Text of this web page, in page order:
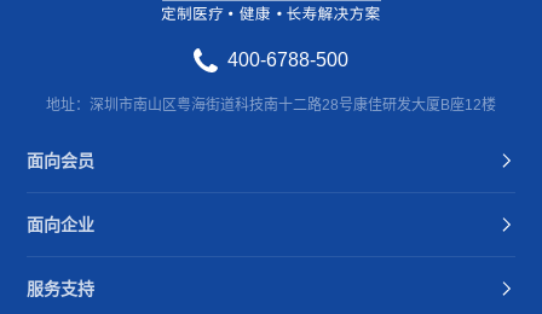
400-6788-500
地址：深圳市南山区粤海街道科技南十二路28号康佳研发大厦B座12楼
面向会员
面向企业
服务支持